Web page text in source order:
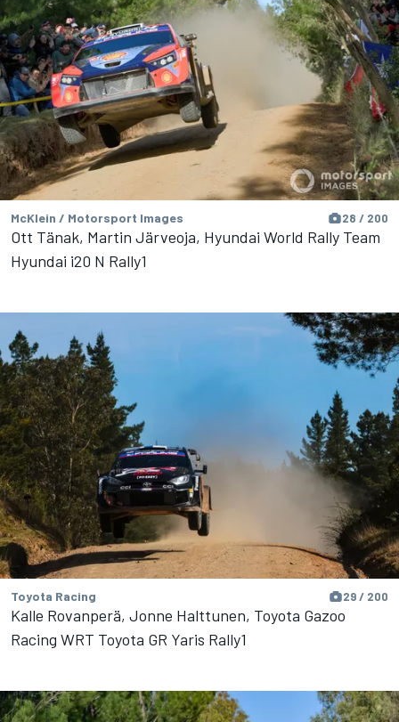
McKlein / Motorsport Images 28 / 200
Ott Tänak, Martin Järveoja, Hyundai World Rally Team
Hyundai i20 N Rally1
Toyota Racing 29 / 200
Kalle Rovanperä, Jonne Halttunen, Toyota Gazoo
Racing WRT Toyota GR Yaris Rally1